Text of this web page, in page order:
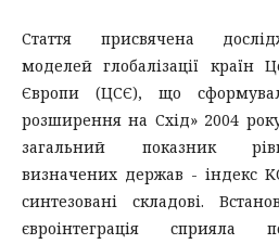
Стаття присвячена
моделей глобалізації країн
Європи (ЦСЄ), що
розширення на Схід» 2004
загальний показник
визначених держав - індекс
синтезовані складові.
євроінтеграція сприяла